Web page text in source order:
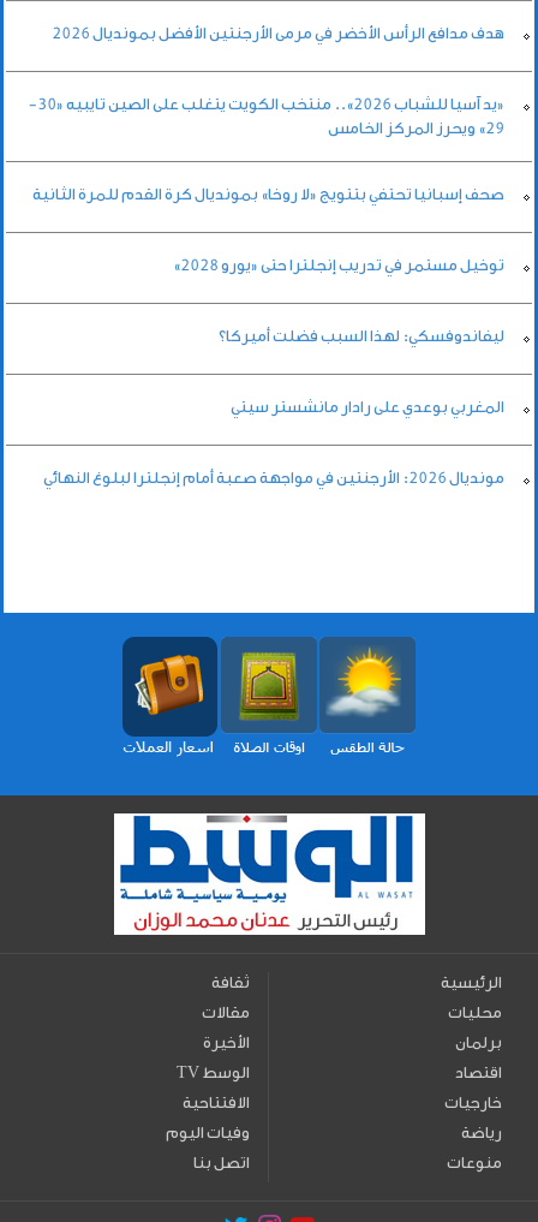
هدف مدافع الرأس الأخضر في مرمى الأرجنتين الأفضل بمونديال 2026
«يد آسيا للشباب 2026».. منتخب الكويت يتغلب على الصين تايبيه «30-
29» ويحرز المركز الخامس
صحف إسبانيا تحتفي بتتويج «لا روخا» بمونديال كرة القدم للمرة الثانية
توخيل مستمر في تدريب إنجلترا حتى «يورو 2028»
ليفاندوفسكي: لهذا السبب فضلت أميركا؟
المغربي بوعدي على رادار مانشستر سيتي
مونديال 2026: الأرجنتين في مواجهة صعبة أمام إنجلترا لبلوغ النهائي
الرئيسية
محليات
برلمان
اقتصاد
خارجيات
رياضة
منوعات
ثقافة
مقالات
الأخيرة
TV الوسط
الافتتاحية
وفيات اليوم
اتصل بنا